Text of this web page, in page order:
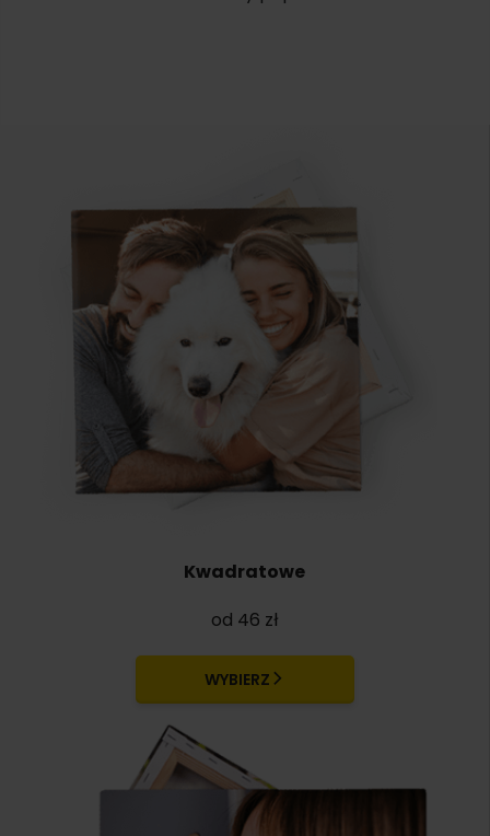
Kwadratowe
od 46 zł
WYBIERZ